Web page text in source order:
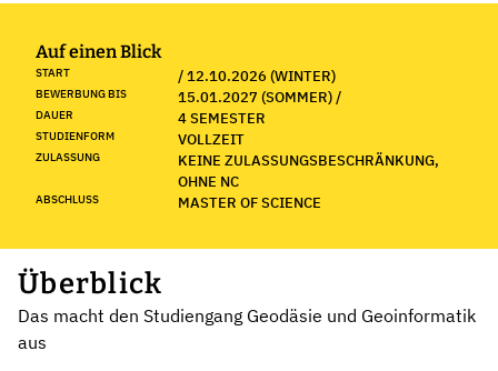
Auf einen Blick
START / 12.10.2026 (WINTER)
BEWERBUNG BIS 15.01.2027 (SOMMER) /
DAUER 4 SEMESTER
STUDIENFORM VOLLZEIT
ZULASSUNG
KEINE ZULASSUNGSBESCHRÄNKUNG,
OHNE NC
ABSCHLUSS MASTER OF SCIENCE
Überblick
Das macht den Studiengang Geodäsie und Geoinformatik
aus